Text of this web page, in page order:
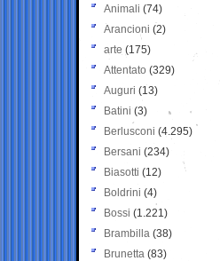
Animali (74)
Arancioni (2)
arte (175)
Attentato (329)
Auguri (13)
Batini (3)
Berlusconi (4.295)
Bersani (234)
Biasotti (12)
Boldrini (4)
Bossi (1.221)
Brambilla (38)
Brunetta (83)